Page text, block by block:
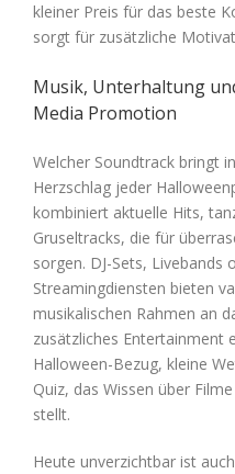
kleiner Preis für das beste
sorgt für zusätzliche
Musik, Unterhaltung
Media Promotion
Welcher Soundtrack bringt
Herzschlag jeder
kombiniert aktuelle Hits,
Gruseltracks, die für
sorgen. DJ-Sets, Livebands
Streamingdiensten bieten
musikalischen Rahmen an
zusätzliches Entertainment
Halloween-Bezug, kleine
Quiz, das Wissen über
stellt.
Heute unverzichtbar ist